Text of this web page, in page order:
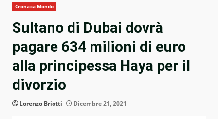
Cronaca Mondo
Sultano di Dubai dovrà
pagare 634 milioni di euro
alla principessa Haya per il
divorzio
Lorenzo Briotti Dicembre 21, 2021